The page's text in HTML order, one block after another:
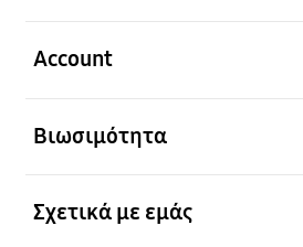
Account
Βιωσιμότητα
Σχετικά με εμάς